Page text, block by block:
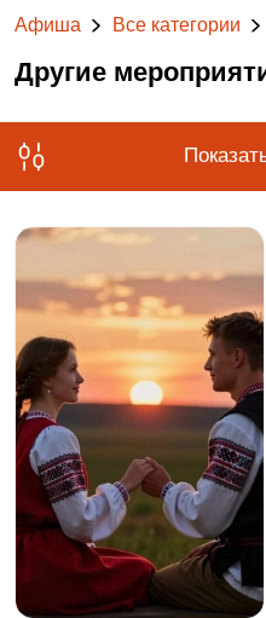
Афиша Все категории
Другие